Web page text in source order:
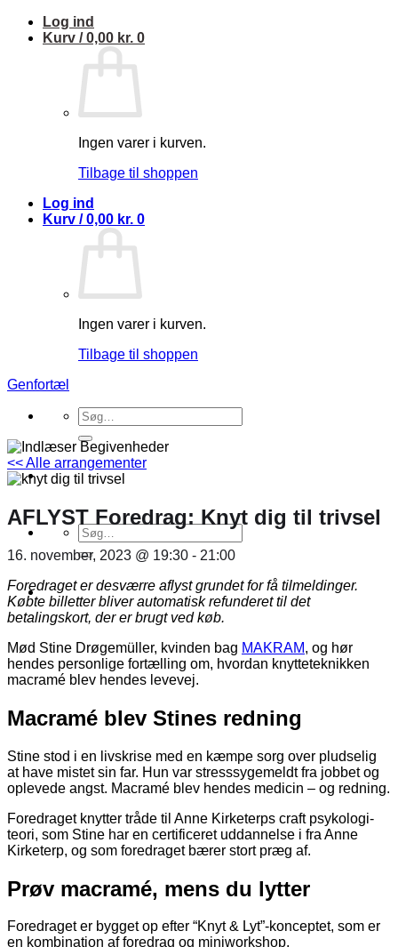
FortsætLog ind
Kurv /0,00 kr. 0
Ingen varer i kurven.
Tilbage til shoppen
Log ind
Kurv /0,00 kr. 0
Ingen varer i kurven.
Tilbage til shoppen
Genfortæl
Søg
efter:
Søg
efter:
<< Alle arrangementer
AFLYST Foredrag: Knyt dig til trivsel
16. november, 2023 @ 19:30 - 21:00
Foredraget er desværre aflyst grundet for få tilmeldinger.
Købte billetter bliver automatisk refunderet til det
betalingskort, der er brugt ved køb.
Mød Stine Drøgemüller, kvinden bag MAKRAM, og hør
hendes personlige fortælling om, hvordan knytteteknikken
macramé blev hendes levevej.
Macramé blev Stines redning
Stine stod i en livskrise med en kæmpe sorg over pludselig
at have mistet sin far. Hun var stresssygemeldt fra jobbet og
oplevede angst. Macramé blev hendes medicin – og redning.
Foredraget knytter tråde til Anne Kirketerps craft psykologi-
teori, som Stine har en certificeret uddannelse i fra Anne
Kirketerp, og som foredraget bærer stort præg af.
Prøv macramé, mens du lytter
Foredraget er bygget op efter “Knyt & Lyt”-konceptet, som er
en kombination af foredrag og miniworkshop.